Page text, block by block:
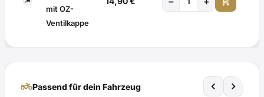
mit OZ-
Ventilkappe
two_wheelerPassend für dein Fahrzeug